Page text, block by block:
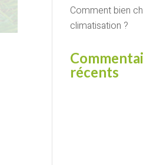
Comment bien
climatisation ?
récents